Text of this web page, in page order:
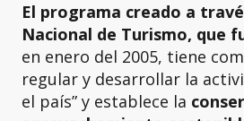
El programa creado a
Nacional de Turismo, que
en enero del 2005, tiene
regular y desarrollar la
el país” y establece la